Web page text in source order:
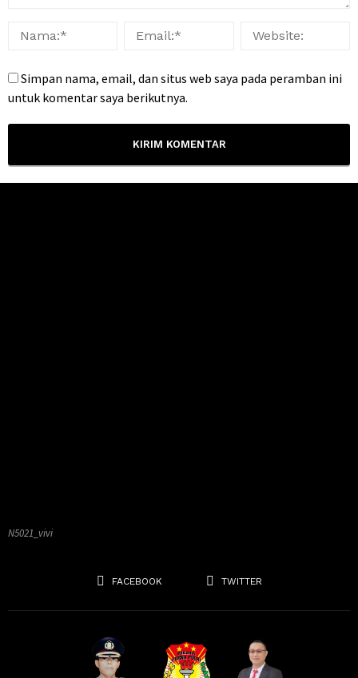
Simpan nama, email, dan situs web saya pada peramban ini
untuk komentar saya berikutnya.
N5021_vivi
FACEBOOK TWITTER